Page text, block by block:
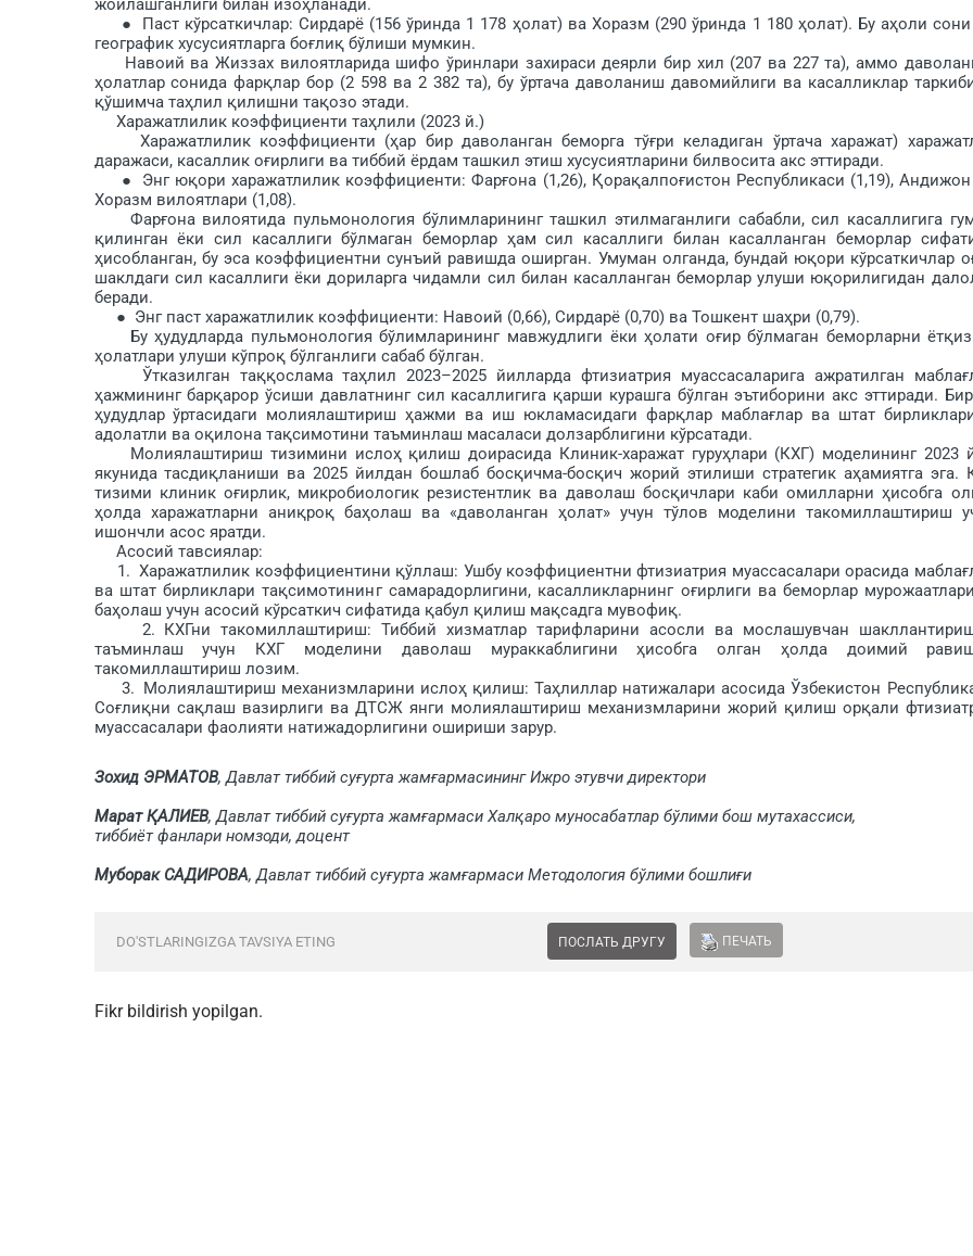
жойлашганлиги билан изоҳланади.
● Паст кўрсаткичлар: Сирдарё (156 ўринда 1 178 ҳолат) ва Хоразм (290 ўринда 1 180 ҳолат). Бу аҳоли
географик хусусиятларга боғлиқ бўлиши мумкин.
Навоий ва Жиззах вилоятларида шифо ўринлари захираси деярли бир хил (207 ва 227 та), аммо
ҳолатлар сонида фарқлар бор (2 598 ва 2 382 та), бу ўртача даволаниш да­вомийлиги ва касалликлар
қўшимча таҳлил қилишни та­қозо этади.
Харажатлилик коэффициенти таҳлили (2023 й.)
Харажатлилик коэффициенти (ҳар бир даволанган беморга тўғри келадиган ўртача харажат)
даражаси, касаллик оғирлиги ва тиббий ёрдам ташкил этиш хусусиятларини билвосита акс эттиради.
● Энг юқори харажатлилик коэффициенти: Фарғона (1,26), Қора­қалпоғистон Республикаси (1,19),
Хоразм вилоятлари (1,08).
Фарғона вилоятида пульмонология бўлимларининг ташкил этилмаганлиги сабабли, сил касаллигига
қилинган ёки сил касаллиги бўлмаган беморлар ҳам сил касаллиги билан касалланган беморлар
ҳисобланган, бу эса коэффициентни сунъий равишда оширган. Умуман олганда, бундай юқори кўрсаткичлар
шаклдаги сил ка­саллиги ёки дориларга чидамли сил билан касалланган беморлар улуши юқорилигидан
беради.
● Энг паст харажатлилик коэффициенти: Навоий (0,66), Сирдарё (0,70) ва Тошкент шаҳри (0,79).
Бу ҳудудларда пульмонология бў­лимларининг мавжудлиги ёки ҳола­ти оғир бўлмаган беморларни
ҳолатлари улуши кўпроқ бўлганлиги сабаб бўлган.
Ўтказилган таққослама таҳлил 2023–2025 йилларда фтизиатрия муассасаларига ажратилган
ҳажмининг барқарор ўсиши давлатнинг сил касаллигига қарши курашга бўлган эътиборини акс эттиради.
ҳудудлар ўртасидаги молиялаштириш ҳажми ва иш юкламасидаги фарқлар маблағлар ва штат
адолатли ва оқилона тақсимотини таъминлаш масаласи долзарблигини кўрсатади.
Молиялаштириш тизимини ислоҳ қилиш доирасида Клиник-харажат гуруҳлари (КХГ) моделининг 2023
якунида тасдиқланиши ва 2025 йилдан бошлаб босқичма-бос­қич жорий этилиши стратегик аҳа­миятга эга.
тизими клиник оғир­лик, микробиологик резистентлик ва даволаш босқичлари каби омилларни ҳисобга
ҳолда харажатларни аниқроқ баҳолаш ва «даволанган ҳолат» учун тўлов моделини такомиллаштириш
ишончли асос яратди.
Асосий тавсиялар:
1. Харажатлилик коэффициентини қўллаш: Ушбу коэффициентни фтизиатрия муассасалари орасида
ва штат бирликлари тақ­симотининг самарадорлигини, касалликларнинг оғирлиги ва беморлар
баҳолаш учун асосий кўрсаткич сифатида қабул қилиш мақсадга мувофиқ.
2. КХГни такомиллаштириш: Тиббий хизматлар тарифларини асосли ва мослашувчан
таъминлаш учун КХГ моделини даволаш мураккаблигини ҳисобга ол­ган ҳолда доимий
такомиллаштириш лозим.
3. Молиялаштириш механизм­ларини ислоҳ қилиш: Таҳлиллар натижалари асосида Ўзбекистон
Соғлиқни сақлаш вазирлиги ва ДТСЖ янги молиялаштириш механизмларини жорий қилиш ор­қали
муассасалари фао­лияти натижадорлигини ошириши зарур.
Зохид ЭРМАТОВ, Давлат тиббий суғурта жамғармасининг Ижрo этувчи директори
Марат ҚАЛИЕВ, Давлат тиббий суғурта жамғармаси Халқаро муносабатлар бўлими бош мутахассиси,
тиббиёт фанлари номзоди, доцент
Муборак САДИРОВА, Давлат тиббий суғурта жамғармаси Методология бўлими бошлиғи
DO'STLARINGIZGA TAVSIYA ETING ПОСЛАТЬ ДРУГУ ПЕЧАТЬ
Fikr bildirish yopilgan.